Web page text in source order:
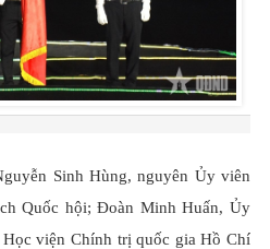
Sinh Hùng, nguyên Ủy viên
Quốc hội; Đoàn Minh Huấn, Ủy
viện Chính trị quốc gia Hồ Chí